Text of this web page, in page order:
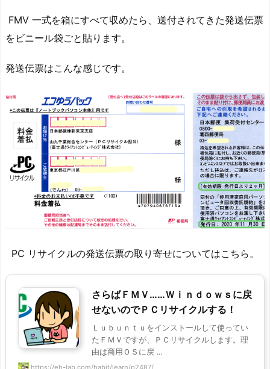
FMV 一式を箱にすべて収めたら、送付されてきた発送伝票
をビニール袋ごと貼ります。
発送伝票はこんな感じです。
PC リサイクルの発送伝票の取り寄せについてはこちら。
さらばＦＭＶ……Ｗｉｎｄｏｗｓに戻
せないのでＰＣリサイクルする！
Ｌｕｂｕｎｔｕをインストールして使ってい
たＦＭＶですが、ＰＣリサイクルします。理
由は商用ＯＳに戻 ...
https://eh-lab.com/habit/learn/p2487/